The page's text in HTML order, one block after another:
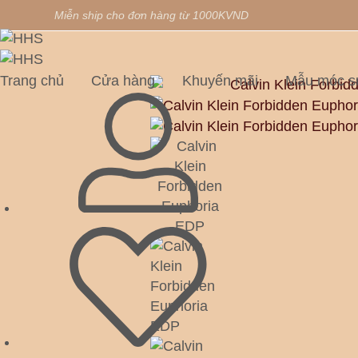
Miễn ship cho đơn hàng từ 1000KVND
Trang chủ Cửa hàng Khuyến mãi Mẫu móc